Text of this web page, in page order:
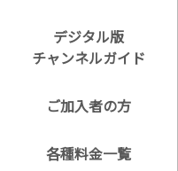
デジタル版
チャンネルガイド
ご加入者の方
各種料金一覧